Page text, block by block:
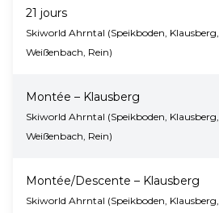
21 jours
Skiworld Ahrntal (Speikboden, Klausberg,
Weißenbach, Rein)
Montée – Klausberg
Skiworld Ahrntal (Speikboden, Klausberg,
Weißenbach, Rein)
Montée/Descente – Klausberg
Skiworld Ahrntal (Speikboden, Klausberg,